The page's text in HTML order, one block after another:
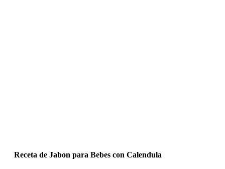
Receta de Jabon para Bebes con Calendula